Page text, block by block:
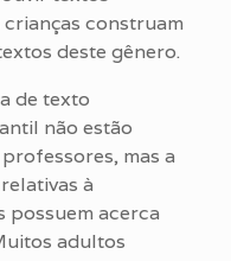
construam
deste gênero.
de texto
não estão
mas a
à
possuem acerca
adultos